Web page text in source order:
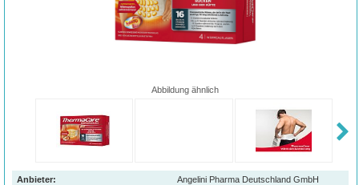
Abbildung ähnlich
Anbieter:
Angelini Pharma Deutschland GmbH